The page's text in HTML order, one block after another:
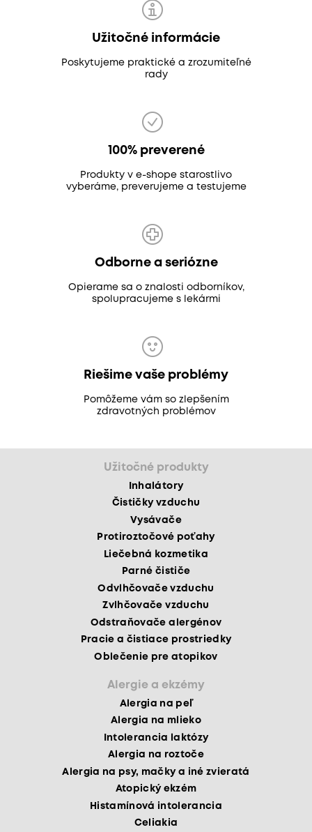
Užitočné informácie
Poskytujeme praktické a zrozumiteľné
rady
100% preverené
Produkty v e-shope starostlivo
vyberáme, preverujeme a testujeme
Odborne a seriózne
Opierame sa o znalosti odborníkov,
spolupracujeme s lekármi
Riešime vaše problémy
Pomôžeme vám so zlepšením
zdravotných problémov
Užitočné produkty
Inhalátory
Čističky vzduchu
Vysávače
Protiroztočové poťahy
Liečebná kozmetika
Parné čističe
Odvlhčovače vzduchu
Zvlhčovače vzduchu
Odstraňovače alergénov
Pracie a čistiace prostriedky
Oblečenie pre atopikov
Alergie a ekzémy
Alergia na peľ
Alergia na mlieko
Intolerancia laktózy
Alergia na roztoče
Alergia na psy, mačky a iné zvieratá
Atopický ekzém
Histamínová intolerancia
Celiakia